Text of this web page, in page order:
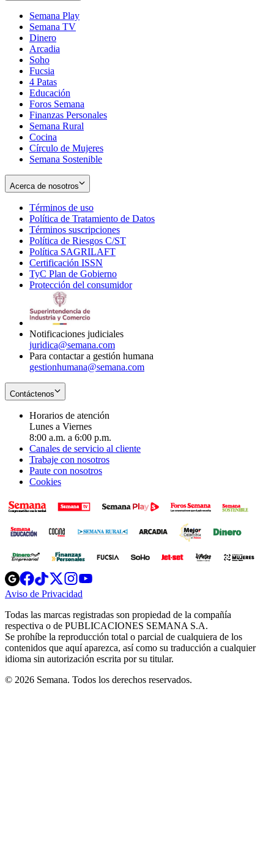
Semana Play
Semana TV
Dinero
Arcadia
Soho
in
new
window
Fucsia
in
new
window
4 Patas
Educación
Foros Semana
Finanzas Personales
Semana Rural
Cocina
Círculo de Mujeres
Semana Sostenible
Acerca de nosotros
Términos de uso
in
new
window
Política de Tratamiento de Datos
Términos suscripciones
in
Política de Riesgos C/ST
Política SAGRILAFT
new
window
Certificación ISSN
in
new
TyC Plan de Gobierno
in
Protección del consumidorOpens
Notificaciones judiciales
juridica@semana.com
Para contactar a gestión humana
gestionhumana@semana.com
Contáctenos
Horarios de atención
Lunes a Viernes
8:00 a.m. a 6:00 p.m.
Canales de servicio al cliente
Trabaje con nosotros
Paute con nosotros
Cookies
Opens
in
new
Opens
in
new
Opens
in
new
window
Opens
new
windowwindow
Aviso de Privacidad
new
window
Todas las marcas registradas son propiedad de la compañía
respectiva o de PUBLICACIONES SEMANA S.A.
Se prohíbe la reproducción total o parcial de cualquiera de los
contenidos que aquí aparezca, así como su traducción a cualquier
idioma sin autorización escrita por su titular.
© 2026 Semana. Todos los derechos reservados.